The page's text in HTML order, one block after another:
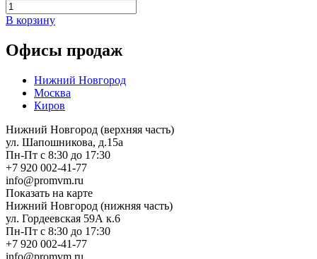
В корзину
Офисы продаж
Нижний Новгород
Москва
Киров
Нижний Новгород (верхняя часть)
ул. Шапошникова, д.15а
Пн-Пт с 8:30 до 17:30
+7 920 002-41-77
info@promvm.ru
Показать на карте
Нижний Новгород (нижняя часть)
ул. Гордеевская 59А к.6
Пн-Пт с 8:30 до 17:30
+7 920 002-41-77
info@promvm.ru